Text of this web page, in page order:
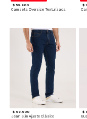
$ 59.900
Camiseta Oversize Texturizada
$
$ 99.900
Jean Slim Ajuste Clásico
$